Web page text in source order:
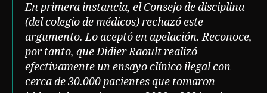
En primera instancia, el Consejo de disciplina
(del colegio de médicos) rechazó este
argumento. Lo aceptó en apelación. Reconoce,
por tanto, que Didier Raoult realizó
efectivamente un ensayo clínico ilegal con
cerca de 30.000 pacientes que tomaron